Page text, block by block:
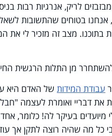
לריק, אנרגיות רבות
בטוחים שהתשובות
בתוכנו. מצב זה מזכיר לי
מן התלות הרגשית
עבודת המידותשל האדם היא
את דבריי ואומרת לעצמה
בעיקר לה! כלומר,
כל מה שהיה רוצה לתקן אך